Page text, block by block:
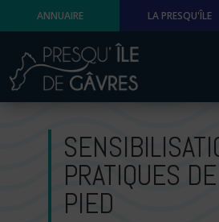
ANNUAIRE LA PRESQU'ÎLE
PRATIQUES
PIED